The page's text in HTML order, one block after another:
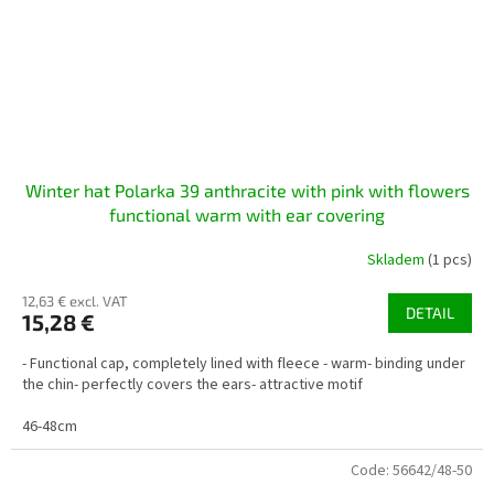
Winter hat Polarka 39 anthracite with pink with flowers
functional warm with ear covering
Skladem (1 pcs)
12,63 € excl. VAT
15,28 € DETAIL
- Functional cap, completely lined with fleece - warm- binding under
the chin- perfectly covers the ears- attractive motif
46-48cm
Code: 56642/48-50